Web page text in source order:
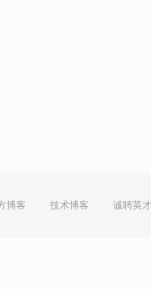
博客 技术博客 诚聘英才